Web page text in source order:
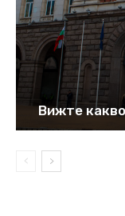
Вижте